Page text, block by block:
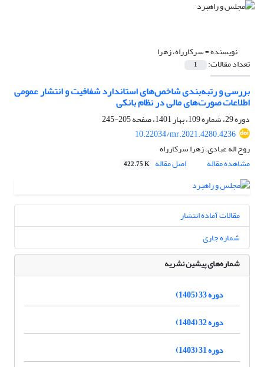
نویسنده =سرکارراه، زهرا
تعداد مقالات: 1
بررسی و رتبه‌بندی شاخص‌های استاندارد شفافیت و انتشار عمومی
اطلاعات صورت‌های مالی در نظام بانکی
دوره 29، شماره 109، بهار 1401، صفحه
205-245
10.22034/mr.2021.4280.4236
روح اله عبادی، زهرا سرکارراه
مشاهده مقاله
اصل مقاله 422.75 K
مقالات آماده انتشار
شماره جاری
شماره‌های پیشین نشریه
دوره 33 (1405)
دوره 32 (1404)
دوره 31 (1403)